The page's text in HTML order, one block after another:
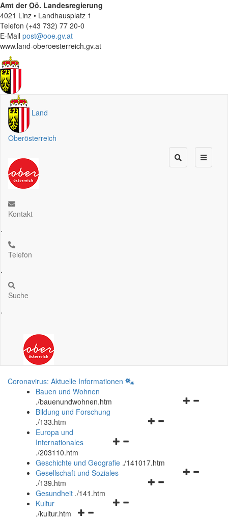
Amt derOö. Landesregierung
4021 Linz • Landhausplatz 1
Telefon (+43 732) 77 20-0
E-Mail post@ooe.gv.at
www.land-oberoesterreich.gv.at
Land
Oberösterreich
Kontakt
.
Telefon
.
Suche
.
Coronavirus: Aktuelle Informationen
Bauen und Wohnen
./bauenundwohnen.htm
Navigationsmenü
Bildung und Forschung
./133.htm
Navigationsmenü
und
schließen
Europa und
Internationales
./203110.htm
Geschichte und Geografie ./141017.htm
Navigationsmenü
Gesellschaft und Soziales
./139.htm
Navigationsmenü
Gesundheit ./141.htm
Navigationsmenü
Kultur
./kultur.htm